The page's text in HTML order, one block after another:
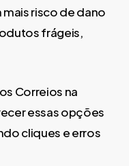
risco de dano
frágeis,
Correios na
essas opções
cliques e erros